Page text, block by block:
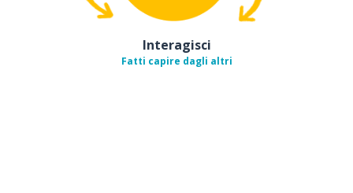
Interagisci
Fatti capire dagli altri